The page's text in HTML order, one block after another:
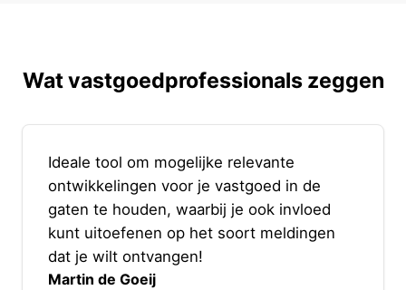
Wat vastgoedprofessionals zeggen
Ideale tool om mogelijke relevante
ontwikkelingen voor je vastgoed in de
gaten te houden, waarbij je ook invloed
kunt uitoefenen op het soort meldingen
dat je wilt ontvangen!
Martin de Goeij